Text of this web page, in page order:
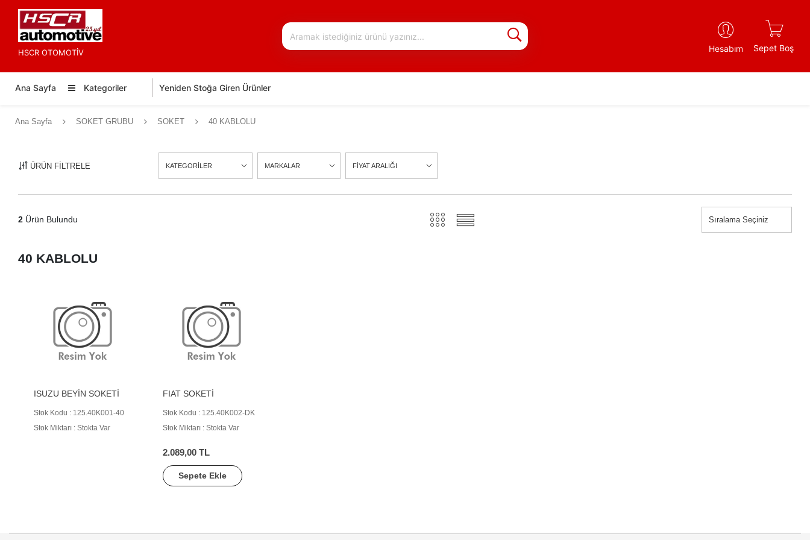
HSCR OTOMOTİV Hesabım Sepet Boş
Ana Sayfa Kategoriler Yeniden Stoğa Giren Ürünler
Ana Sayfa SOKET GRUBU SOKET 40 KABLOLU
ÜRÜN FİLTRELE KATEGORİLER MARKALAR FİYAT ARALIĞI
2 Ürün Bulundu
40 KABLOLU
ISUZU BEYİN SOKETİ
Stok Kodu : 125.40K001-40
Stok Miktarı : Stokta Var
FIAT SOKETİ
Stok Kodu : 125.40K002-DK
Stok Miktarı : Stokta Var
2.089,00 TL
Sepete Ekle